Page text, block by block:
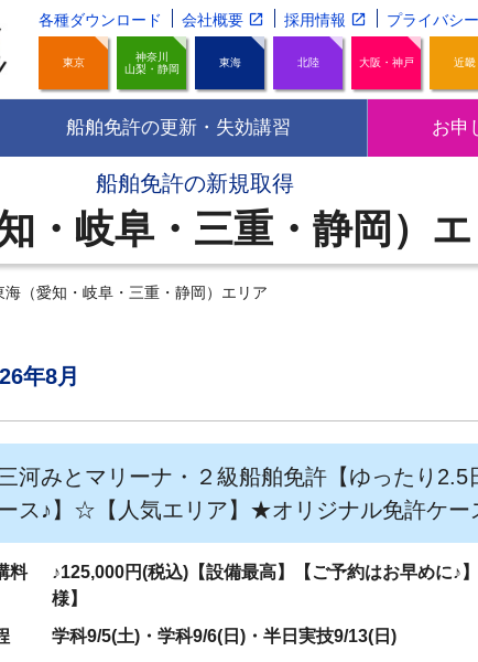
各種ダウンロード 会社概要 採用情報 プライバシ
東京
神奈川
山梨・静岡
東海 北陸 大阪・神戸 近畿
船舶免許の更新・失効講習 お申
船舶免許の新規取得
・岐阜・三重・静岡）
海（愛知・岐阜・三重・静岡）エリア
年8月
河みとマリーナ・２級船舶免許【ゆったり2.5
ス♪】☆【人気エリア】★オリジナル免許ケ
料
♪125,000円(税込)【設備最高】【ご予約はお早めに♪
様】
学科9/5(土)・学科9/6(日)・半日実技9/13(日)